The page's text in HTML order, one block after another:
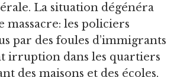
La situation dégénéra
massacre: les policiers
par des foules d’immigrants
irruption dans les quartiers
des maisons et des écoles,